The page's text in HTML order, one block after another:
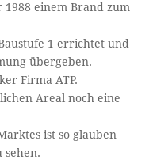
einem Brand zum
1 errichtet und
übergeben.
Firma ATP.
Areal noch eine
ist so glauben
sehen.